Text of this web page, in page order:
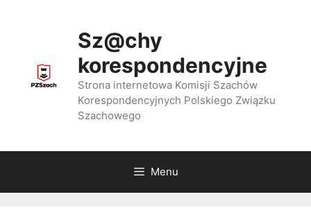
Sz@chy
korespondencyjne
Strona internetowa Komisji Szachów
Korespondencyjnych Polskiego Związku
Szachowego
Menu